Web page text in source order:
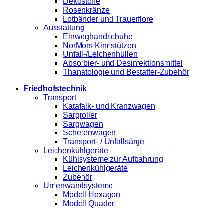
Rosenkränze
Lotbänder und Trauerflore
Ausstattung
Einweghandschuhe
NorMors Kinnstützen
Unfall-/Leichenhüllen
Absorbier- und Desinfektionsmittel
Thanatologie und Bestatter-Zubehör
Friedhofstechnik
Transport
Katafalk- und Kranzwagen
Sargroller
Sargwagen
Scherenwagen
Transport- / Unfallsärge
Leichenkühlgeräte
Kühlsysteme zur Aufbahrung
Leichenkühlgeräte
Zubehör
Urnenwandsysteme
Modell Hexagon
Modell Quader